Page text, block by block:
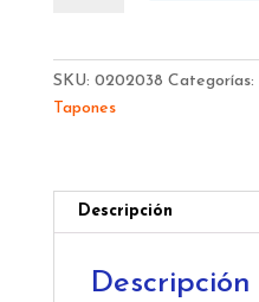
MX6401
cantidad
SKU: 0202038 Categorías:
Tapones
Descripción
Descripción